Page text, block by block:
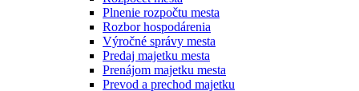
Plnenie rozpočtu mesta
Rozbor hospodárenia
Výročné správy mesta
Predaj majetku mesta
Prenájom majetku mesta
Prevod a prechod majetku